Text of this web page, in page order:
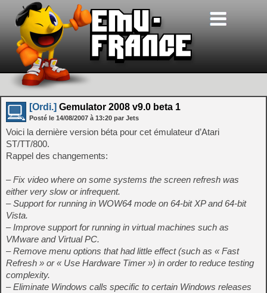
[Ordi.] Gemulator 2008 v9.0 beta 1
Posté le 14/08/2007 à 13:20 par Jets
Voici la dernière version béta pour cet émulateur d’Atari
ST/TT/800.
Rappel des changements:
– Fix video where on some systems the screen refresh was
either very slow or infrequent.
– Support for running in WOW64 mode on 64-bit XP and 64-bit
Vista.
– Improve support for running in virtual machines such as
VMware and Virtual PC.
– Remove menu options that had little effect (such as « Fast
Refresh » or « Use Hardware Timer ») in order to reduce testing
complexity.
– Eliminate Windows calls specific to certain Windows releases